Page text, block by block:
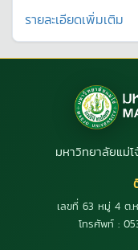
รายละเอียดเพิ่มเติม
มหาวิทยาลัยแม่
เลขที่ 63 หมู่ 4 ต.
โทรศัพท์ :